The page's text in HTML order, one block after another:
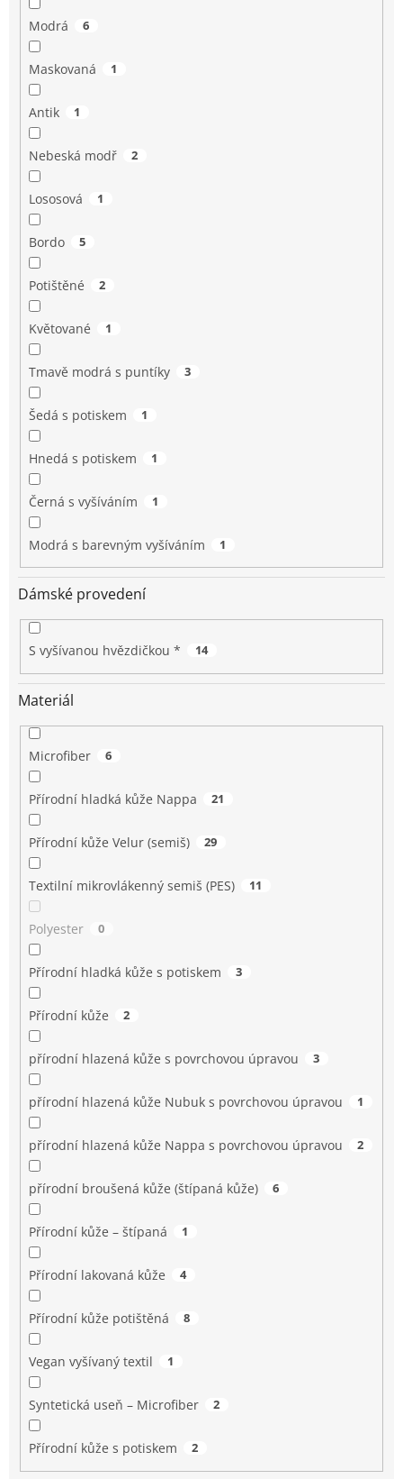
Modrá 6
Maskovaná 1
Antik 1
Nebeská modř 2
Lososová 1
Bordo 5
Potištěné 2
Květované 1
Tmavě modrá s puntíky 3
Šedá s potiskem 1
Hnedá s potiskem 1
Černá s vyšíváním 1
Modrá s barevným vyšíváním 1
Dámské provedení
S vyšívanou hvězdičkou * 14
Materiál
Microfiber 6
Přírodní hladká kůže Nappa 21
Přírodní kůže Velur (semiš) 29
Textilní mikrovlákenný semiš (PES) 11
Polyester 0
Přírodní hladká kůže s potiskem 3
Přírodní kůže 2
přírodní hlazená kůže s povrchovou úpravou 3
přírodní hlazená kůže Nubuk s povrchovou úpravou 1
přírodní hlazená kůže Nappa s povrchovou úpravou 2
přírodní broušená kůže (štípaná kůže) 6
Přírodní kůže – štípaná 1
Přírodní lakovaná kůže 4
Přírodní kůže potištěná 8
Vegan vyšívaný textil 1
Syntetická useň – Microfiber 2
Přírodní kůže s potiskem 2